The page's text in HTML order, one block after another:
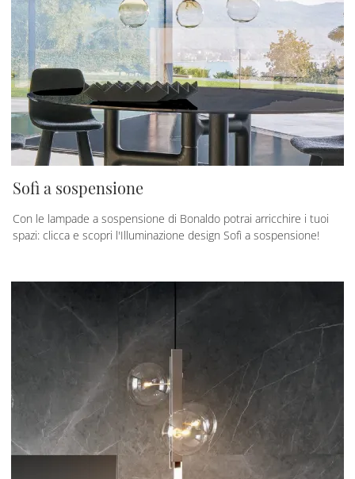
Sofì a sospensione
Con le lampade a sospensione di Bonaldo potrai arricchire i tuoi
spazi: clicca e scopri l'Illuminazione design Sofì a sospensione!